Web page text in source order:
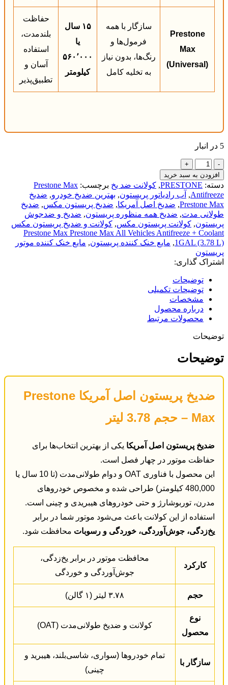
Prestone
Max
(Universal)
سازگار با همه
فرمول‌ها و
رنگ‌ها، بدون نیاز
به تخلیه کامل
۱۵ سال
یا
۵۶۰٬۰۰۰
کیلومتر
حفاظت
بلندمدت،
استفاده
آسان و
تطبیق‌پذیر
5 در انبار
ضدیخ
پریستون
اصل
آمریکا
–
Prestone
Max
با
طول
عمر
15
سال
عدد
افزودن به سبد خرید
دسته: PRESTONE
, کولانت ضد یخ برچسب: Prestone Max
Antifreeze
, آب رادیاتور پریستون, بهترین ضدیخ خودرو, ضدیخ
Prestone Max
, ضدیخ اصل آمریکا, ضدیخ پریستون مکس, ضدیخ
طولانی مدت, ضدیخ همه منظوره پریستون, ضدیخ و ضدجوش
پریستون, کولانت پریستون مکس, کولانت و ضدیخ پریستون مکس
Prestone Max Prestone Max All Vehicles Antifreeze + Coolant
1GAL (3.78 L)
, مایع خنک کننده پریستون, مایع خنک کننده موتور
پریستون
اشتراک گذاری:
توضیحات
توضیحات تکمیلی
مشخصات
درباره محصول
محصولات مرتبط
توضیحات
توضیحات
ضدیخ پریستون اصل آمریکا Prestone
Max – حجم 3.78 لیتر
ضدیخ پریستون اصل آمریکا یکی از بهترین انتخاب‌ها برای
حفاظت موتور در چهار فصل است.
این محصول با فناوری OAT و دوام طولانی‌مدت (تا 10 سال یا
480,000 کیلومتر) طراحی شده و مخصوص خودروهای
مدرن، توربوشارژ و حتی خودروهای هیبریدی و چینی است.
استفاده از این کولانت باعث می‌شود موتور شما در برابر
یخ‌زدگی، جوش‌آوردگی، خوردگی و رسوبات محافظت شود.
کارکرد
محافظت موتور در برابر یخ‌زدگی،
جوش‌آوردگی و خوردگی
حجم ۳.۷۸ لیتر (۱ گالن)
نوع
محصول
کولانت و ضدیخ طولانی‌مدت (OAT)
سازگار با
تمام خودروها (سواری، شاسی‌بلند، هیبرید و
چینی)